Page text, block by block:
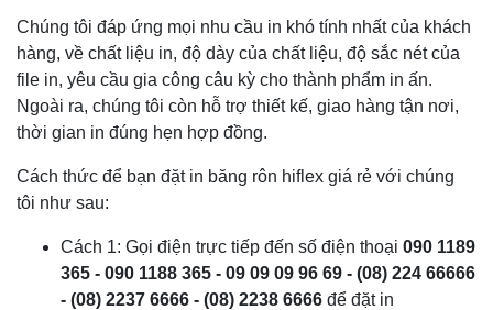
Chúng tôi đáp ứng mọi nhu cầu in khó tính nhất của khách
hàng, về chất liệu in, độ dày của chất liệu, độ sắc nét của
file in, yêu cầu gia công câu kỳ cho thành phẩm in ấn.
Ngoài ra, chúng tôi còn hỗ trợ thiết kế, giao hàng tận nơi,
thời gian in đúng hẹn hợp đồng.
Cách thức để bạn đặt in băng rôn hiflex giá rẻ với chúng
tôi như sau:
Cách 1: Gọi điện trực tiếp đến số điện thoại 090 1189
365 - 090 1188 365 - 09 09 09 96 69 - (08) 224 66666
- (08) 2237 6666 - (08) 2238 6666 để đặt in